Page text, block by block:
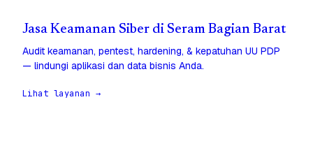
Jasa Keamanan Siber di Seram Bagian Barat
Audit keamanan, pentest, hardening, & kepatuhan UU PDP
— lindungi aplikasi dan data bisnis Anda.
Lihat layanan →